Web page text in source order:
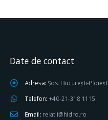
Date de contact
Adresa: Șos. București-
Telefon: +40-21-318 1115
Email: relatii@hidro.ro